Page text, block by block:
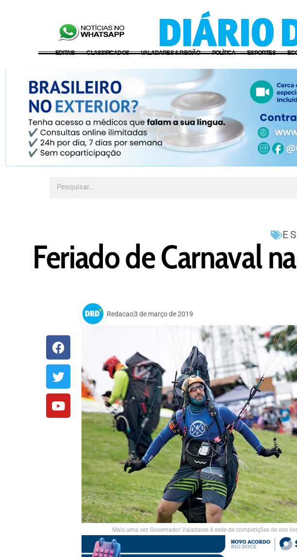
EDITAIS CLASSIFICADOS VALADARES & REGIÃO POLÍTICA ESPORTES
Feriado de Carnaval
Redacao3 de março de 2019
Mais uma vez Governador Valadares é sede de competições de voo